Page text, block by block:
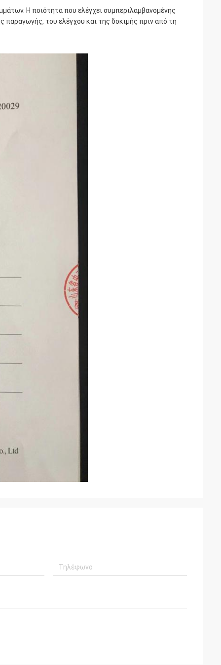
Η ποιότητα που ελέγχει συμπεριλαμβανομένης
παραγωγής, του ελέγχου και της δοκιμής πριν από τη